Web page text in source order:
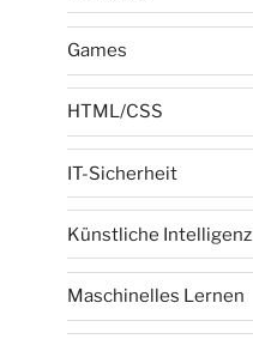
Games
HTML/CSS
IT-Sicherheit
Künstliche Intelligenz
Maschinelles Lernen